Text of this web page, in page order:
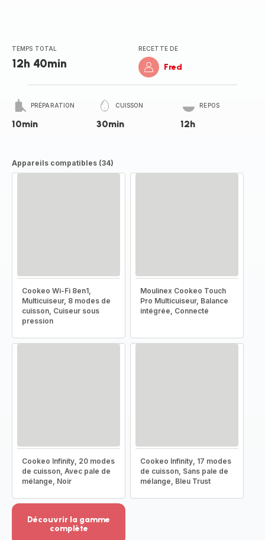
TEMPS TOTAL
12h 40min
RECETTE DE
Fred
PRÉPARATION
10min
CUISSON
30min
REPOS
12h
Appareils compatibles (34)
Cookeo Wi-Fi 8en1,
Multicuiseur, 8 modes de
cuisson, Cuiseur sous
pression
Moulinex Cookeo Touch
Pro Multicuiseur, Balance
intégrée, Connecté
Cookeo Infinity, 20 modes
de cuisson, Avec pale de
mélange, Noir
Cookeo Infinity, 17 modes
de cuisson, Sans pale de
mélange, Bleu Trust
Découvrir la gamme
complète